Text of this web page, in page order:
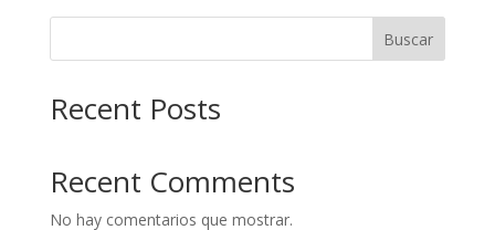
Buscar
Recent Posts
Recent Comments
No hay comentarios que mostrar.